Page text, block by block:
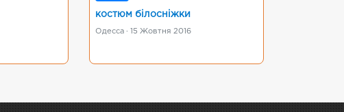
костюм бiлоснiжки
Одесса · 15 Жовтня 2016